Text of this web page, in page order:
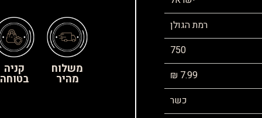
רמת הגולן
750
7.99 ₪
כשר
משלוח
מהיר
קניה
בטוחה